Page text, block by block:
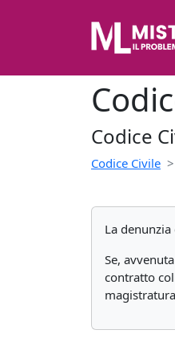
Codice
Codice Civile
La
Se,
contratto